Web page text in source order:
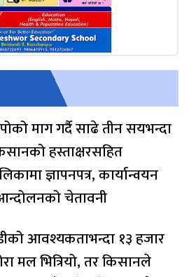
माग गर्दै साढे तीन सयभन्दा
हस्ताक्षरसहित
ज्ञापनपत्र, कार्यान्वयन
चेतावनी
आवश्यकताभन्दा १३ हजार
मल भित्रियो, तर किसानले